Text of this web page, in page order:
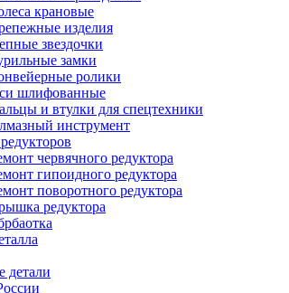
крановые
изделия
звездочки
замки
ролики
шлифованные
и втулки для спецтехники
инструмент
червячного редуктора
гипоидного редуктора
поворотного редуктора
редуктора
детали